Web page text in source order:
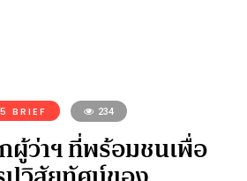
BRIEF 234
ผู้ว่าฯ ที่พร้อมชนเพื่อ